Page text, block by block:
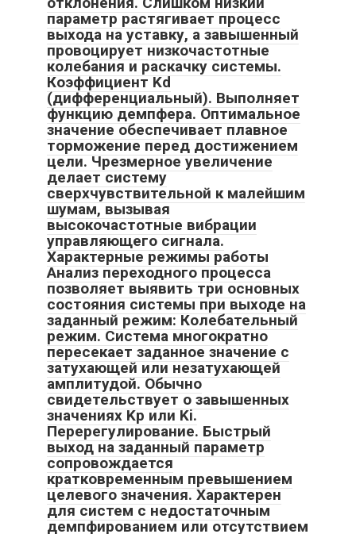
параметр растягивает процесс
выхода на уставку, а завышенный
провоцирует низкочастотные
колебания и раскачку системы.
Коэффициент Kd
(дифференциальный). Выполняет
функцию демпфера. Оптимальное
значение обеспечивает плавное
торможение перед достижением
цели. Чрезмерное увеличение
делает систему
сверхчувствительной к малейшим
шумам, вызывая
высокочастотные вибрации
управляющего сигнала.
Характерные режимы работы
Анализ переходного процесса
позволяет выявить три основных
состояния системы при выходе на
заданный режим: Колебательный
режим. Система многократно
пересекает заданное значение с
затухающей или незатухающей
амплитудой. Обычно
свидетельствует о завышенных
значениях Kp или Ki.
Перерегулирование. Быстрый
выход на заданный параметр
сопровождается
кратковременным превышением
целевого значения. Характерен
для систем с недостаточным
демпфированием или отсутствием